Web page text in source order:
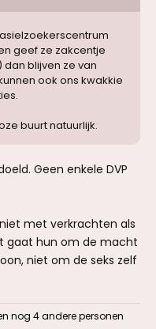
geef ze zakcentje
blijven ze van
ook ons kwakkie
buurt natuurlijk.
Geen enkele DVP
met verkrachten als
gaat hun om de macht
niet om de seks zelf
nog 4 andere personen